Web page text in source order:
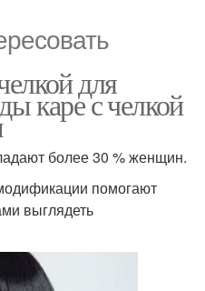
для
каре с челкой
более 30 % женщин.
помогают
выглядеть